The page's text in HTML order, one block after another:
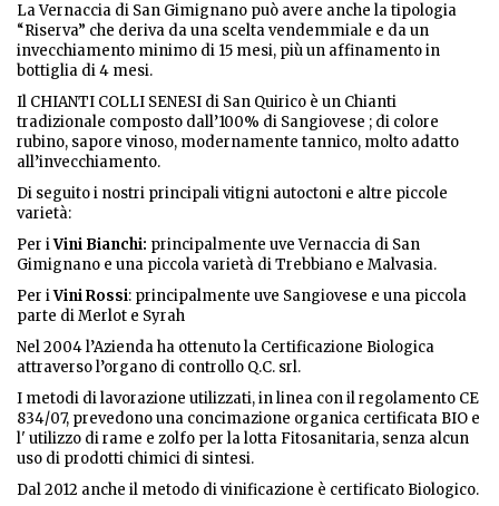
La Vernaccia di San Gimignano può avere anche la tipologia
“Riserva” che deriva da una scelta vendemmiale e da un
invecchiamento minimo di 15 mesi, più un affinamento in
bottiglia di 4 mesi.
Il CHIANTI COLLI SENESI di San Quirico è un Chianti
tradizionale composto dall’100% di Sangiovese ; di colore
rubino, sapore vinoso, modernamente tannico, molto adatto
all’invecchiamento.
Di seguito i nostri principali vitigni autoctoni e altre piccole
varietà:
Per iVini Bianchi: principalmente uve Vernaccia di San
Gimignano e una piccola varietà di Trebbiano e Malvasia.
Per iVini Rossi: principalmente uve Sangiovese e una piccola
parte di Merlot e Syrah
Nel 2004 l’Azienda ha ottenuto la Certificazione Biologica
attraverso l’organo di controllo Q.C. srl.
I metodi di lavorazione utilizzati, in linea con il regolamento CE
834/07, prevedono una concimazione organica certificata BIO e
l' utilizzo di rame e zolfo per la lotta Fitosanitaria, senza alcun
uso di prodotti chimici di sintesi.
Dal 2012 anche il metodo di vinificazione è certificato Biologico.